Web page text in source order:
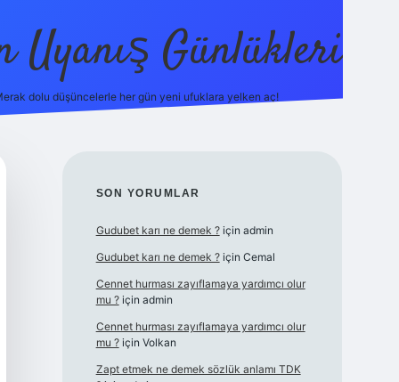
Uyanış Günlükleri
dolu düşüncelerle her gün yeni ufuklara yelken aç!
SIDEBAR
SON YORUMLAR
Gudubet karı ne demek ?için admin
Gudubet karı ne demek ?için Cemal
Cennet hurması zayıflamaya yardımcı olur
mu ?için admin
Cennet hurması zayıflamaya yardımcı olur
mu ?için Volkan
Zapt etmek ne demek sözlük anlamı TDK